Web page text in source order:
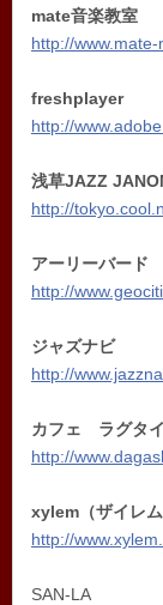
mate音楽教室
http://
freshplayer
http://
浅草JAZZ
http://
アーリーバード
http://
ジャズナビ
http://
カフェ ラグタ
http://
xylem（ザイレム
http://
SAN-LA